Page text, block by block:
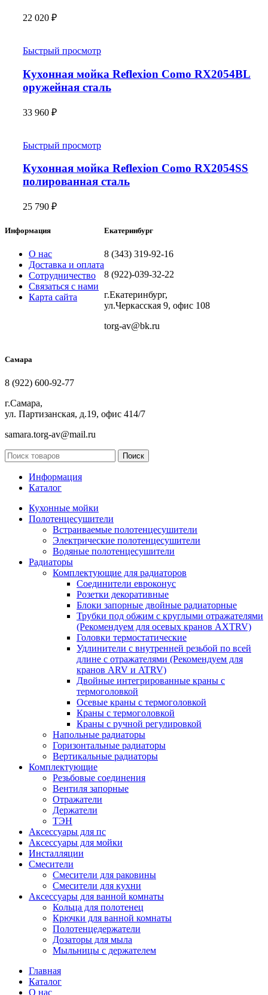
22 020 ₽
Быстрый просмотр
Кухонная мойка Reflexion Como RX2054BL
оружейная сталь
33 960 ₽
Быстрый просмотр
Кухонная мойка Reflexion Como RX2054SS
полированная сталь
25 790 ₽
Информация
О нас
Доставка и оплата
Сотрудничество
Связаться с нами
Карта сайта
Екатеринбург
8 (343) 319-92-16
8 (922)-039-32-22
г.Екатеринбург,
ул.Черкасская 9, офис 108
torg-av@bk.ru
Самара
8 (922) 600-92-77
г.Самара,
ул. Партизанская, д.19, офис 414/7
samara.torg-av@mail.ru
Поиск
Информация
Каталог
Кухонные мойки
Полотенцесушители
Встраиваемые полотенцесушители
Электрические полотенцесушители
Водяные полотенцесушители
Радиаторы
Комплектующие для радиаторов
Соединители евроконус
Розетки декоративные
Блоки запорные двойные радиаторные
Трубки под обжим с круглыми отражателями
(Рекомендуем для осевых кранов AXTRV)
Головки термостатические
Удлинители с внутренней резьбой по всей
длине с отражателями (Рекомендуем для
кранов ARV и ATRV)
Двойные интегрированные краны с
термоголовкой
Осевые краны с термоголовкой
Краны с термоголовкой
Краны с ручной регулировкой
Напольные радиаторы
Горизонтальные радиаторы
Вертикальные радиаторы
Комплектующие
Резьбовые соединения
Вентиля запорные
Отражатели
Держатели
ТЭН
Аксессуары для пс
Аксессуары для мойки
Инсталляции
Смесители
Смесители для раковины
Смесители для кухни
Аксессуары для ванной комнаты
Кольца для полотенец
Крючки для ванной комнаты
Полотенцедержатели
Дозаторы для мыла
Мыльницы с держателем
Главная
Каталог
О нас